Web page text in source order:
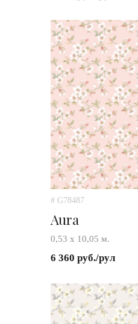
# G78487
Aura
0,53 х 10,05 м.
6 360 руб./рул